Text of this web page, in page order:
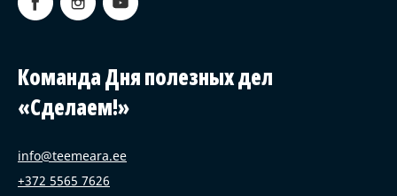
Команда Дня полезных дел
«Сделаем!»
info@teemeara.ee
+372 5565 7626